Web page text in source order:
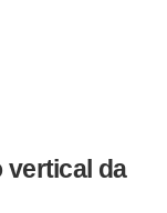
vertical da